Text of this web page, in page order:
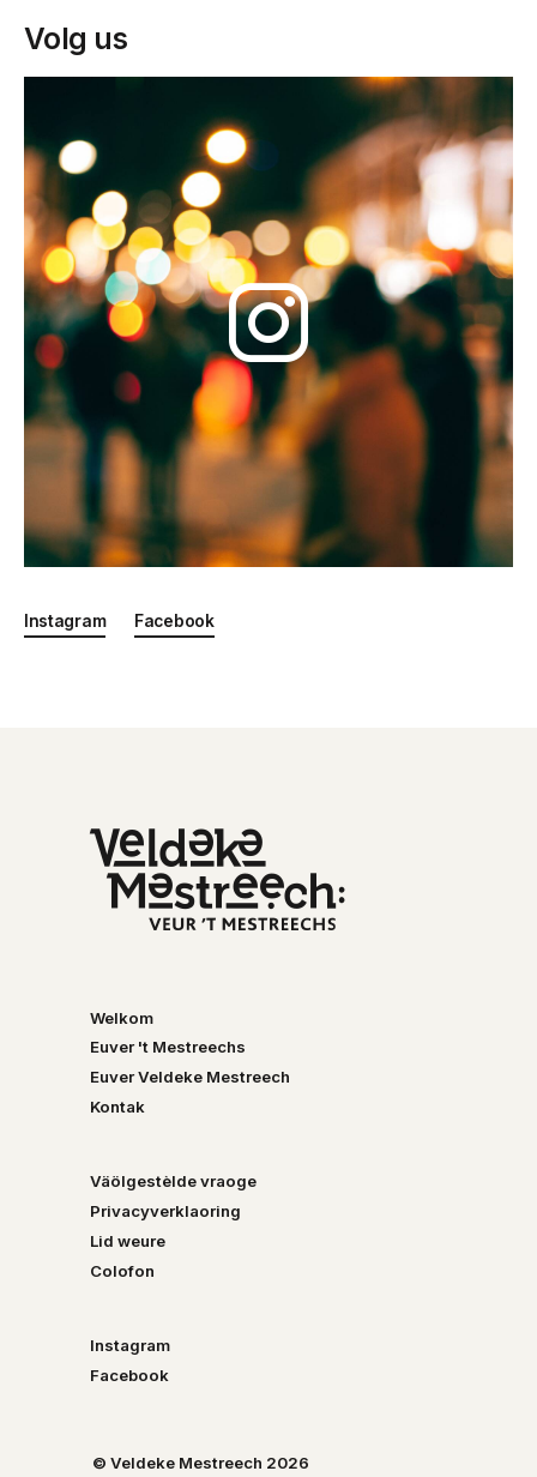
Volg us
Instagram Facebook
Welkom
Euver 't Mestreechs
Euver Veldeke Mestreech
Kontak
Väölgestèlde vraoge
Privacyverklaoring
Lid weure
Colofon
Instagram
Facebook
© Veldeke Mestreech 2026